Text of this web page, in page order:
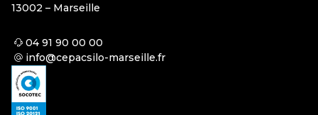
13002 – Marseille
04 91 90 00 00
info@cepacsilo-marseille.fr